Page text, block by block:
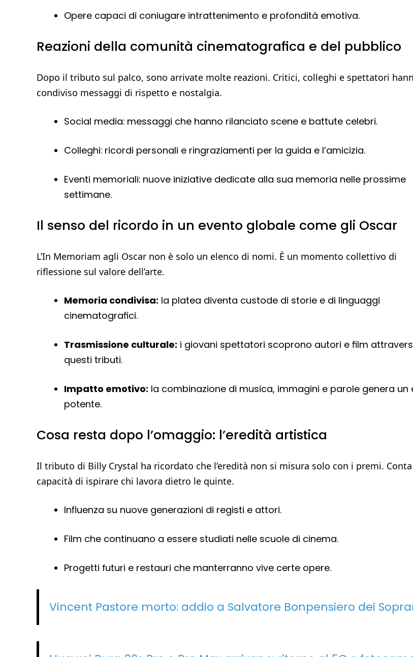
Opere capaci di coniugare intrattenimento e profondità emotiva.
Reazioni della comunità cinematografica e del pubblico
Dopo il tributo sul palco, sono arrivate molte reazioni. Critici, colleghi e spettatori
condiviso messaggi di rispetto e nostalgia.
Social media: messaggi che hanno rilanciato scene e battute celebri.
Colleghi: ricordi personali e ringraziamenti per la guida e l’amicizia.
Eventi memoriali: nuove iniziative dedicate alla sua memoria nelle prossime
settimane.
Il senso del ricordo in un evento globale come gli Oscar
L’In Memoriam agli Oscar non è solo un elenco di nomi. È un momento collettivo di
riflessione sul valore dell’arte.
Memoria condivisa: la platea diventa custode di storie e di linguaggi
cinematografici.
Trasmissione culturale: i giovani spettatori scoprono autori e film
questi tributi.
Impatto emotivo: la combinazione di musica, immagini e parole genera un
potente.
Cosa resta dopo l’omaggio: l’eredità artistica
Il tributo di Billy Crystal ha ricordato che l’eredità non si misura solo con i premi.
capacità di ispirare chi lavora dietro le quinte.
Influenza su nuove generazioni di registi e attori.
Film che continuano a essere studiati nelle scuole di cinema.
Progetti futuri e restauri che manterranno vive certe opere.
Vincent Pastore morto: addio a Salvatore Bonpensiero dei